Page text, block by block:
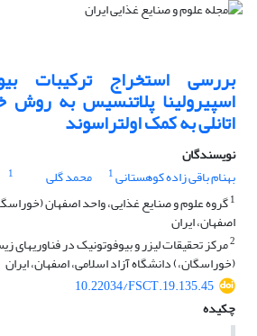
بررسی استخراج ترکیبات
اسپیرولینا پلاتنسیس به
اتانلی به کمک اولتراسوند
نویسندگان
بهنام باقی زاده کوهستانی1 محمد گلی 1
1گروه علوم و صنایع غذایی، واحد اصفهان
اصفهان، ایران
2مرکز تحقیقات لیزر و بیوفوتونیک در فناوریهای
(خوراسگان،) دانشگاه آزاد اسلامی، اصفهان، ایران
10.22034/FSCT.19.135.45
چکیده